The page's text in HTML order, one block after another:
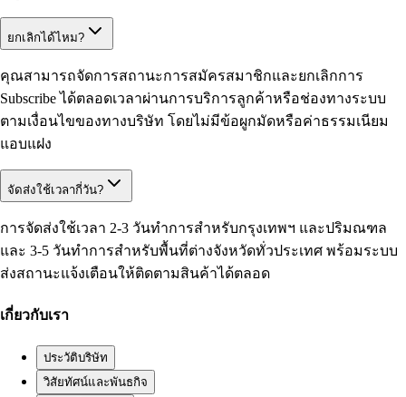
ยกเลิกได้ไหม?
คุณสามารถจัดการสถานะการสมัครสมาชิกและยกเลิกการ
Subscribe ได้ตลอดเวลาผ่านการบริการลูกค้าหรือช่องทางระบบ
ตามเงื่อนไขของทางบริษัท โดยไม่มีข้อผูกมัดหรือค่าธรรมเนียม
แอบแฝง
จัดส่งใช้เวลากี่วัน?
การจัดส่งใช้เวลา 2-3 วันทำการสำหรับกรุงเทพฯ และปริมณฑล
และ 3-5 วันทำการสำหรับพื้นที่ต่างจังหวัดทั่วประเทศ พร้อมระบบ
ส่งสถานะแจ้งเตือนให้ติดตามสินค้าได้ตลอด
เกี่ยวกับเรา
ประวัติบริษัท
วิสัยทัศน์และพันธกิจ